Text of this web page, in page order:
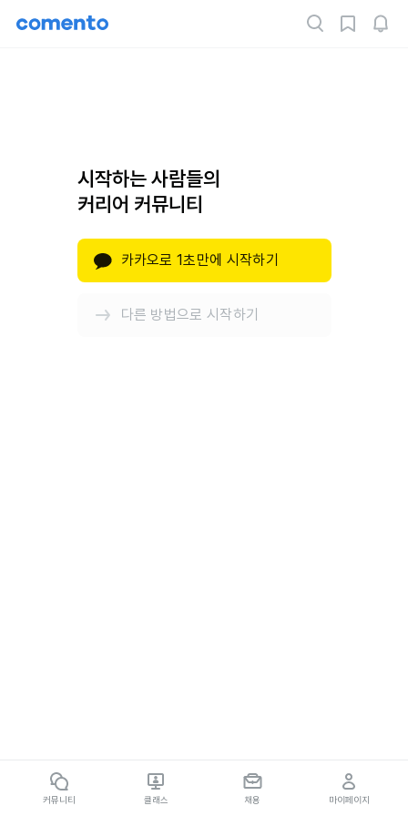
시작하는 사람들의
커리어 커뮤니티
카카오로 1초만에 시작하기
다른 방법으로 시작하기
커뮤니티 클래스 채용 마이페이지